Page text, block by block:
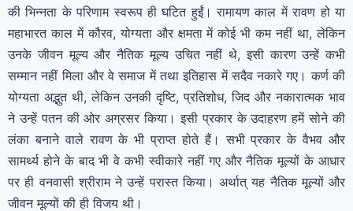
की भिन्नता के परिणाम स्वरूप ही घटित हुईं। रामायण काल में रावण हो या
महाभारत काल में कौरव, योग्यता और क्षमता में कोई भी कम नहीं था, लेकिन
उनके जीवन मूल्य और नैतिक मूल्य उचित नहीं थे, इसी कारण उन्हें कभी
सम्मान नहीं मिला और वे समाज में तथा इतिहास में सदैव नकारे गए। कर्ण की
योग्यता अद्भुत थी, लेकिन उनकी दृष्टि, प्रतिशोध, जिद और नकारात्मक भाव
ने उन्हें पतन की ओर अग्रसर किया। इसी प्रकार के उदाहरण हमें सोने की
लंका बनाने वाले रावण के भी प्राप्त होते हैं। सभी प्रकार के वैभव और
सामर्थ्य होने के बाद भी वे कभी स्वीकारे नहीं गए और नैतिक मूल्यों के आधार
पर ही वनवासी श्रीराम ने उन्हें परास्त किया। अर्थात् यह नैतिक मूल्यों और
जीवन मूल्यों की ही विजय थी।